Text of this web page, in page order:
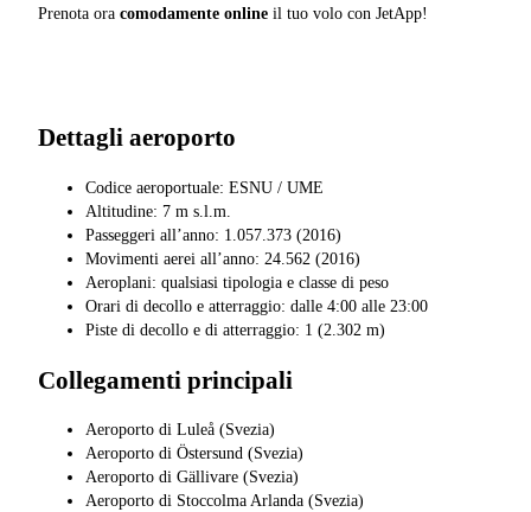
Prenota ora comodamente online il tuo volo con JetApp!
Dettagli aeroporto
Codice aeroportuale: ESNU / UME
Altitudine: 7 m s.l.m.
Passeggeri all’anno: 1.057.373 (2016)
Movimenti aerei all’anno: 24.562 (2016)
Aeroplani: qualsiasi tipologia e classe di peso
Orari di decollo e atterraggio: dalle 4:00 alle 23:00
Piste di decollo e di atterraggio: 1 (2.302 m)
Collegamenti principali
Aeroporto di Luleå (Svezia)
Aeroporto di Östersund (Svezia)
Aeroporto di Gällivare (Svezia)
Aeroporto di Stoccolma Arlanda (Svezia)